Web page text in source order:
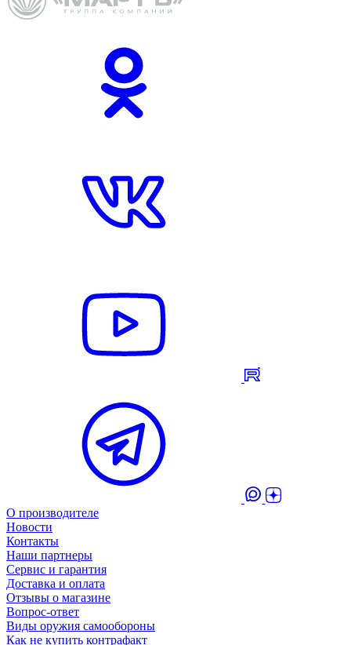
О производителе
Новости
Контакты
Наши партнеры
Сервис и гарантия
Доставка и оплата
Отзывы о магазине
Вопрос-ответ
Виды оружия самообороны
Как не купить контрафакт